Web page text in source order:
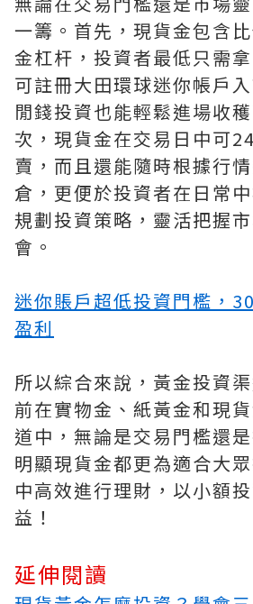
一籌。首先，現貨金包含
金杠杆，投資者最低只需
可註冊大田環球迷你帳戶
閒錢投資也能輕鬆進場收
次，現貨金在交易日中可
賣，而且還能隨時根據行
倉，更便於投資者在日常
規劃投資策略，靈活把握
會。
迷你賬戶超低投資門檻，
盈利
所以綜合來說，黃金投資
前在實物金、紙黃金和現
道中，無論是交易門檻還
明顯現貨金都更為適合大
中高效進行理財，以小額
益！
延伸閱讀